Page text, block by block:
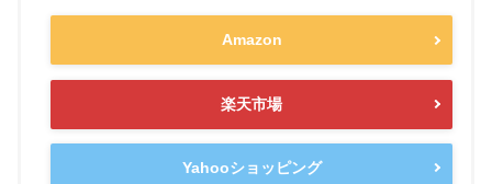
Amazon
楽天市場
Yahooショッピング